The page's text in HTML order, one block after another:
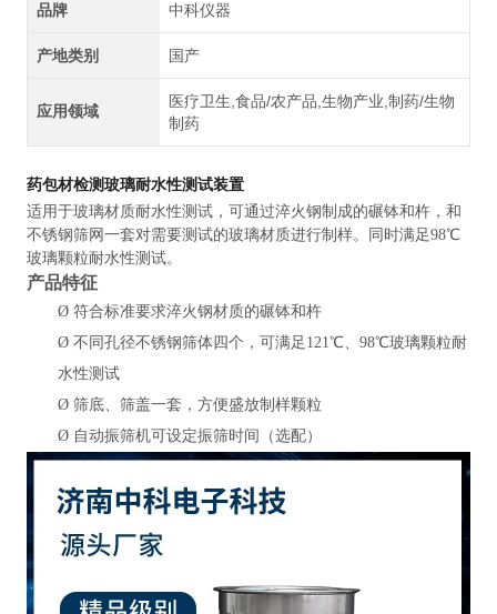
品牌 中科仪器
产地类别 国产
应用领域
医疗卫生,食品/农产品,生物产业,制药/生物
制药
药包材检测玻璃耐水性测试装置
适用于玻璃材质耐水性测试，可通过淬火钢制成的碾钵和杵，和
不锈钢筛网一套对需要测试的玻璃材质进行制样。同时满足98℃
玻璃颗粒耐水性测试。
产品特征
Ø 符合标准要求淬火钢材质的碾钵和杵
Ø 不同孔径不锈钢筛体四个，可满足121℃、98℃玻璃颗粒耐
水性测试
Ø 筛底、筛盖一套，方便盛放制样颗粒
Ø 自动振筛机可设定振筛时间（选配）